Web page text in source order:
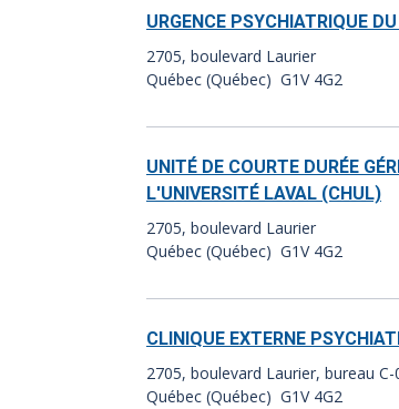
URGENCE PSYCHIATRIQUE
2705, boulevard Laurier
Québec (Québec) G1V 4G2
UNITÉ DE COURTE DURÉE
L'UNIVERSITÉ LAVAL (CHUL)
2705, boulevard Laurier
Québec (Québec) G1V 4G2
CLINIQUE EXTERNE
2705, boulevard Laurier, bureau C-
Québec (Québec) G1V 4G2